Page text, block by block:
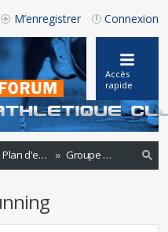
Connexion
M’enregistrer
Accès
rapide
Plan d'entrainements 2020 -2021
Groupe découverte running
rc